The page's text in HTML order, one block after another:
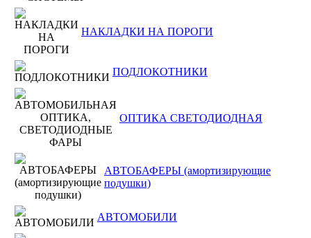
НАКЛАДКИ НА ПОРОГИ
ПОДЛОКОТНИКИ
ОПТИКА СВЕТОДИОДНАЯ
АВТОБАФЕРЫ (амортизирующие
подушки)
АВТОМОБИЛИ